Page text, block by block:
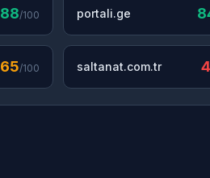
88/100 portali.ge
65/100 saltanat.com.tr